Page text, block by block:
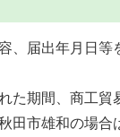
、届出年月日等
た期間、商工貿
田市雄和の場合